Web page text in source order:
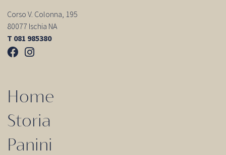
Corso V. Colonna, 195
80077 Ischia NA
T 081 985380
Home
Storia
Panini